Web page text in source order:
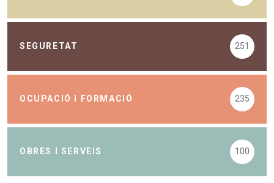
SEGURETAT 251
OCUPACIÓ I FORMACIÓ 235
OBRES I SERVEIS 100